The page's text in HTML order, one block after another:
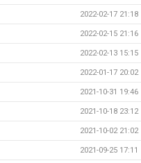
2022-02-17 21:18
2022-02-15 21:16
2022-02-13 15:15
2022-01-17 20:02
2021-10-31 19:46
2021-10-18 23:12
2021-10-02 21:02
2021-09-25 17:11